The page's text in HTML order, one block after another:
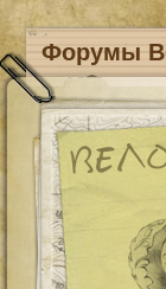
Форумы